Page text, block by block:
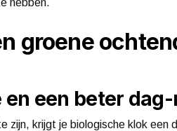
groene
en een beter
zijn, krijgt je biologische klok